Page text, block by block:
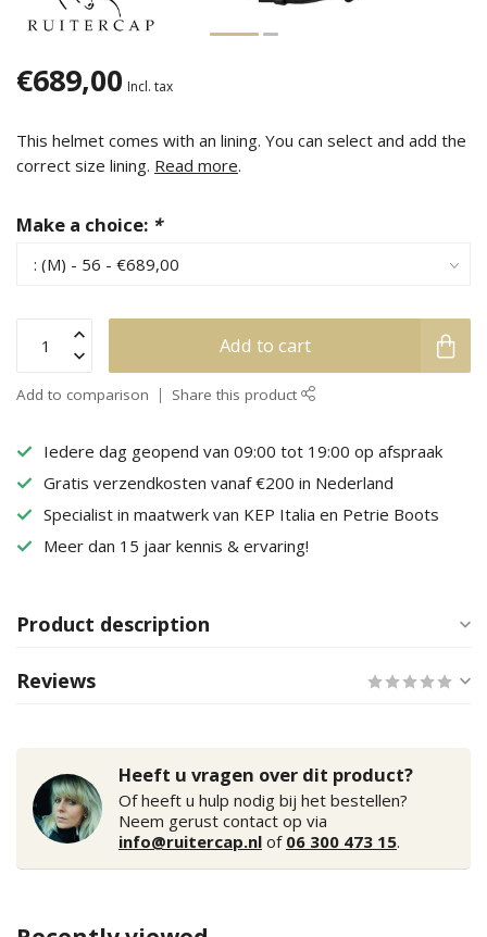
€689,00 Incl. tax
This helmet comes with an lining. You can select and add the
correct size lining. Read more.
Make a choice: *
Add to cart
Add to comparison Share this product
Iedere dag geopend van 09:00 tot 19:00 op afspraak
Gratis verzendkosten vanaf €200 in Nederland
Specialist in maatwerk van KEP Italia en Petrie Boots
Meer dan 15 jaar kennis & ervaring!
Product description
Reviews
Heeft u vragen over dit product?
Of heeft u hulp nodig bij het bestellen?
Neem gerust contact op via
info@ruitercap.nl of 06 300 473 15.